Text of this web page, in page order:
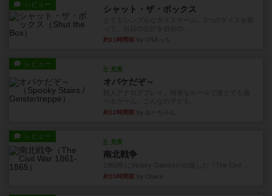
レビュー シャット・ザ・ボックス
約11時間前 by OSAっち
レビュー
充実
オバケだぞ～
約12時間前 by おーちゃん
レビュー
充実
南北戦争
約15時間前 by Chaco